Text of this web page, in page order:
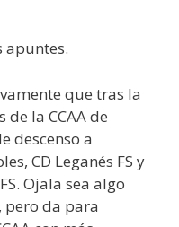
apuntes.
que tras la
la CCAA de
descenso a
CD Leganés FS y
Ojala sea algo
da para